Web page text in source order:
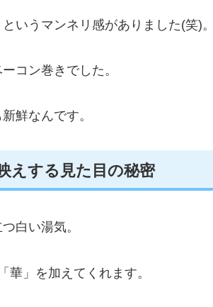
いうマンネリ感がありました(笑)。
コン巻きでした。
鮮なんです。
えする見た目の秘密
白い湯気。
」を加えてくれます。